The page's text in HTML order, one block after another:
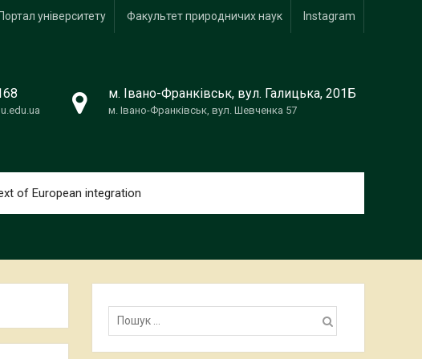
Портал університету Факультет природничих наук Іnstagram
м. Івано-Франківськ, вул. Галицька, 201Б
м. Івано-Франківськ, вул. Шевченка 57
of European integration
Пошук: